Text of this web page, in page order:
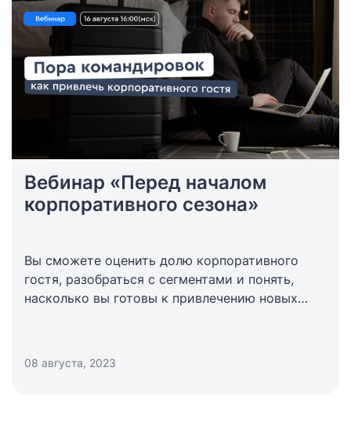
Вебинар «Перед началом
корпоративного сезона»
Вы сможете оценить долю корпоративного
гостя, разобраться с сегментами и понять,
насколько вы готовы к привлечению новых
08 августа, 2023